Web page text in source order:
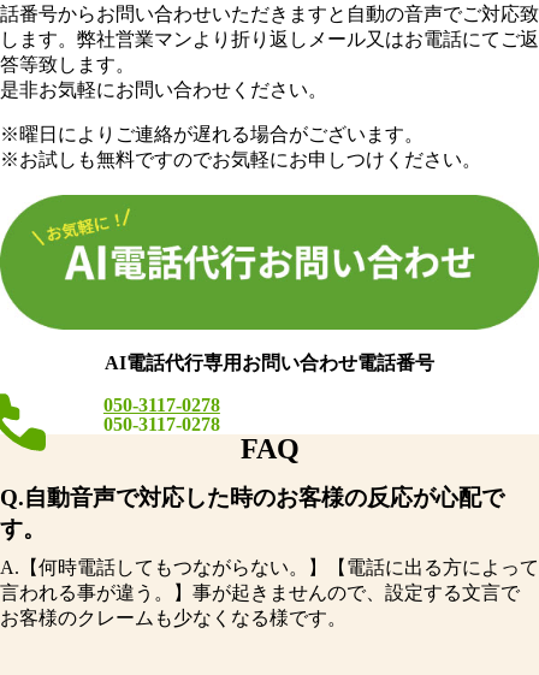
話番号からお問い合わせいただきますと自動の音声でご対応致
します。弊社営業マンより折り返しメール又はお電話にてご返
答等致します。
是非お気軽にお問い合わせください。
※曜日によりご連絡が遅れる場合がございます。
※お試しも無料ですのでお気軽にお申しつけください。
AI電話代行専用お問い合わせ電話番号
050-3117-0278
050-3117-0278
FAQ
Q.自動音声で対応した時のお客様の反応が心配で
す。
A.【何時電話してもつながらない。】【電話に出る方によって
言われる事が違う。】事が起きませんので、設定する文言で
お客様のクレームも少なくなる様です。